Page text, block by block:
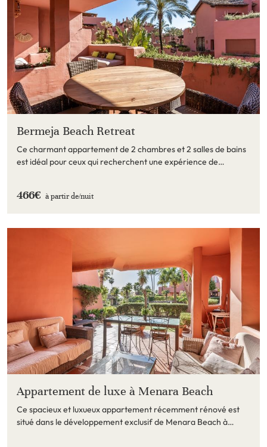
Bermeja Beach Retreat
Ce charmant appartement de 2 chambres et 2 salles de bains
est idéal pour ceux qui recherchent une expérience de
466€ à partir de/nuit
Appartement de luxe à Menara Beach
Ce spacieux et luxueux appartement récemment rénové est
situé dans le développement exclusif de Menara Beach à